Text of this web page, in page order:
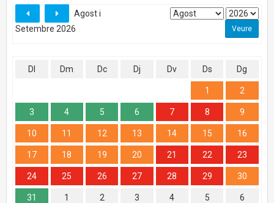
Agost i
Setembre 2026
Dl Dm Dc Dj Dv Ds Dg
1 2
3 4 5 6 7 8 9
10 11 12 13 14 15 16
17 18 19 20 21 22 23
24 25 26 27 28 29 30
31 1 2 3 4 5 6